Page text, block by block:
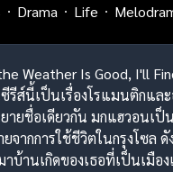
Drama Life
Weather Is Good, I'll
ซีรีส์นี้เป็นเรื่องโรแมนติกแล
ายชื่อเดียวกัน มกแฮวอนเป็
จากการใช้ชีวิตในกรุงโซล
าบ้านเกิดของเธอที่เป็นเมือง